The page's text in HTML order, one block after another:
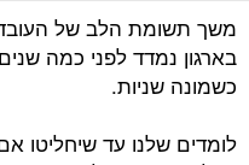
משך תשומת הלב של
בארגון נמדד לפני כמה
כשמונה שניות.
לומדים שלנו עד שיחליטו